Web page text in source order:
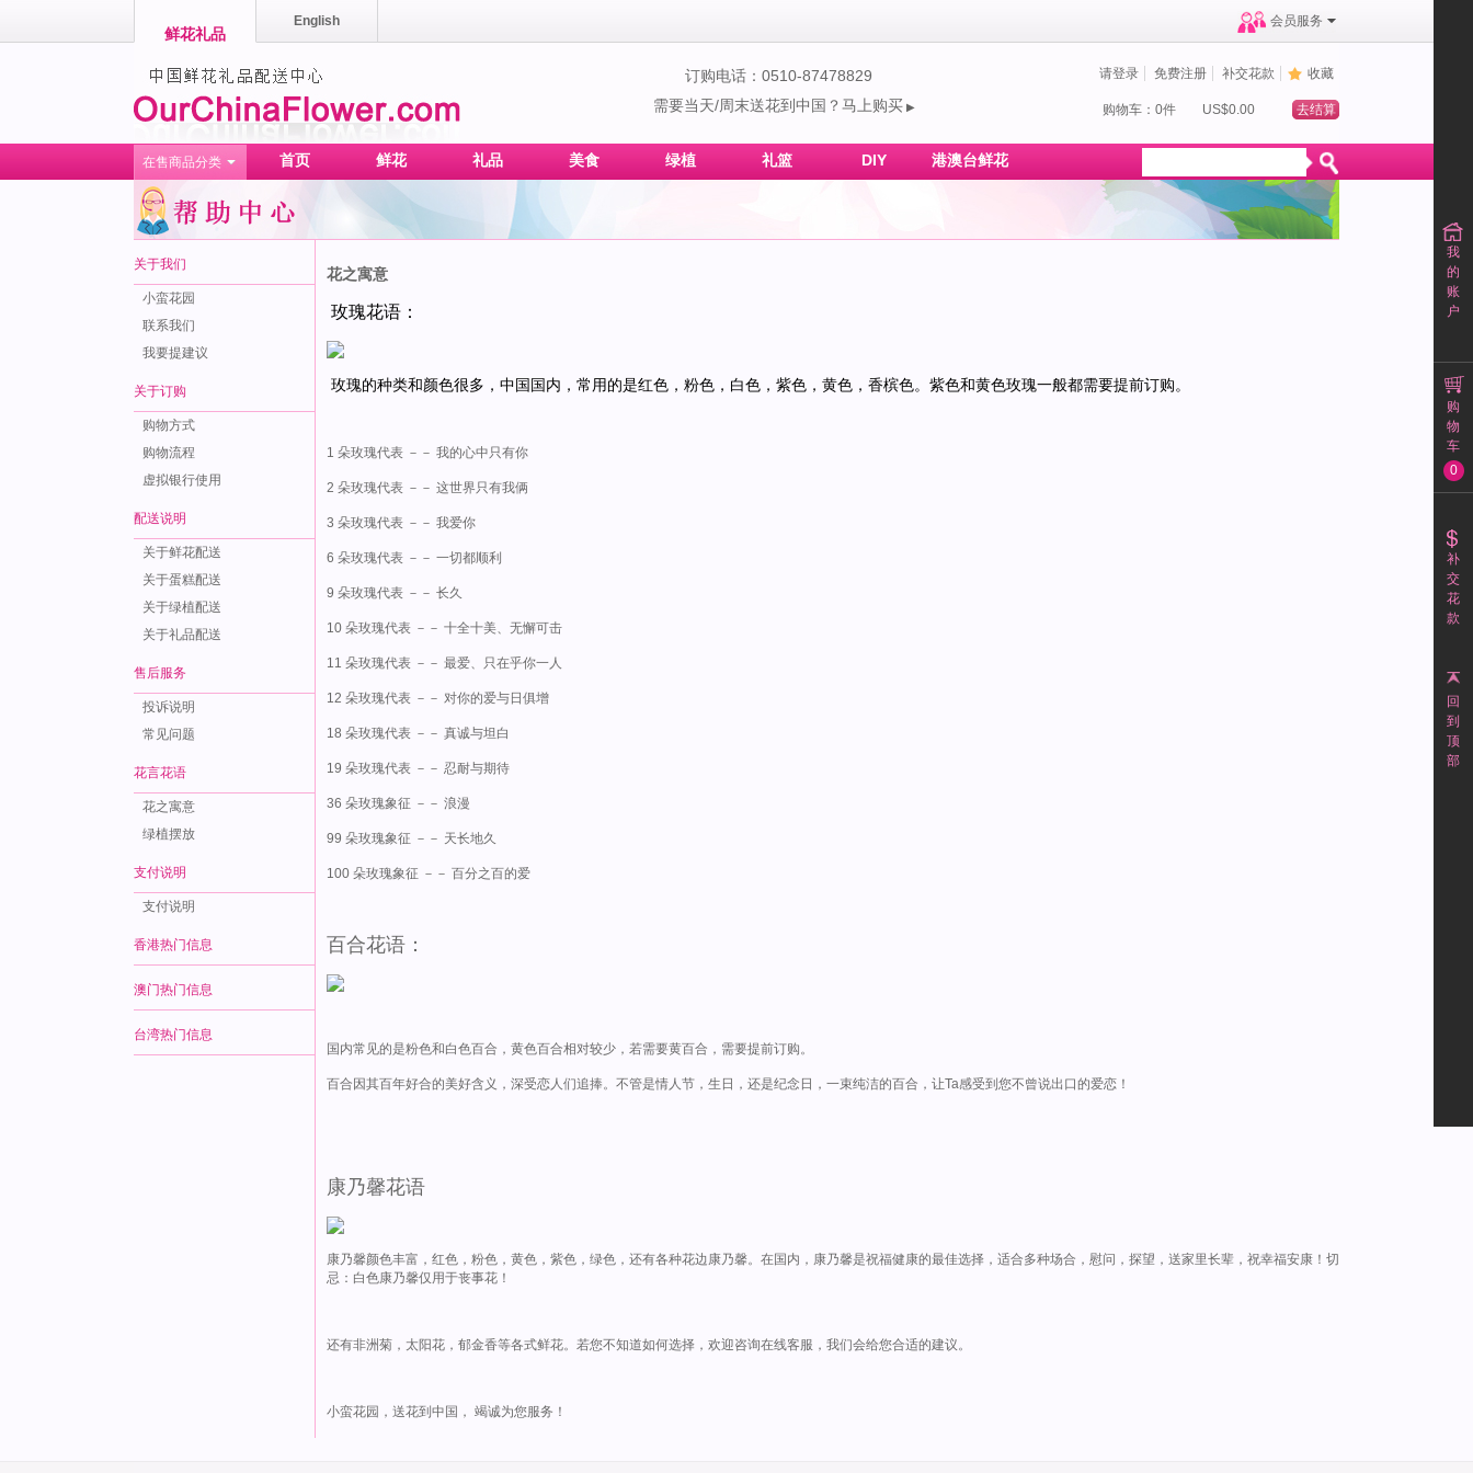
我
的
账
户
购
物
车
0
补
交
花
款
回
到
顶
部
鲜花礼品
English 会员服务
订购电话：0510-87478829
需要当天/周末送花到中国？马上购买 ▶
请登录 免费注册 补交花款 收藏
购物车：0件 US$0.00 去结算
在售商品分类 首页 鲜花 礼品 美食 绿植 礼篮 DIY 港澳台鲜花
关于我们
小蛮花园
联系我们
我要提建议
关于订购
购物方式
购物流程
虚拟银行使用
配送说明
关于鲜花配送
关于蛋糕配送
关于绿植配送
关于礼品配送
售后服务
投诉说明
常见问题
花言花语
花之寓意
绿植摆放
支付说明
支付说明
香港热门信息
澳门热门信息
台湾热门信息
花之寓意
玫瑰花语：
玫瑰的种类和颜色很多，中国国内，常用的是红色，粉色，白色，紫色，黄色，香槟色。紫色和黄色玫瑰一般都需要提前订购。
1 朵玫瑰代表 －－ 我的心中只有你
2 朵玫瑰代表 －－ 这世界只有我俩
3 朵玫瑰代表 －－ 我爱你
6 朵玫瑰代表 －－ 一切都顺利
9 朵玫瑰代表 －－ 长久
10 朵玫瑰代表 －－ 十全十美、无懈可击
11 朵玫瑰代表 －－ 最爱、只在乎你一人
12 朵玫瑰代表 －－ 对你的爱与日俱增
18 朵玫瑰代表 －－ 真诚与坦白
19 朵玫瑰代表 －－ 忍耐与期待
36 朵玫瑰象征 －－ 浪漫
99 朵玫瑰象征 －－ 天长地久
100 朵玫瑰象征 －－ 百分之百的爱
百合花语：
国内常见的是粉色和白色百合，黄色百合相对较少，若需要黄百合，需要提前订购。
百合因其百年好合的美好含义，深受恋人们追捧。不管是情人节，生日，还是纪念日，一束纯洁的百合，让Ta感受到您不曾说出口的爱恋！
康乃馨花语
康乃馨颜色丰富，红色，粉色，黄色，紫色，绿色，还有各种花边康乃馨。在国内，康乃馨是祝福健康的最佳选择，适合多种场合，慰问，探望，送家里长辈，祝幸福安康！切
忌：白色康乃馨仅用于丧事花！
还有非洲菊，太阳花，郁金香等各式鲜花。若您不知道如何选择，欢迎咨询在线客服，我们会给您合适的建议。
小蛮花园，送花到中国， 竭诚为您服务！